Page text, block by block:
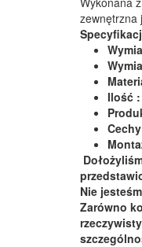
zewnętrzna
Ilość
Nie
Zarówno